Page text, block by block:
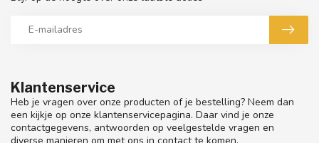
Klantenservice
Heb je vragen over onze producten of je bestelling? Neem dan
een kijkje op onze klantenservicepagina. Daar vind je onze
contactgegevens, antwoorden op veelgestelde vragen en